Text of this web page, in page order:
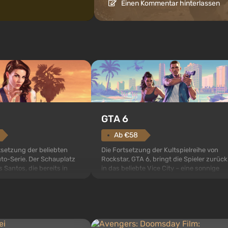
Einen Kommentar hinterlassen
der beliebten
Serie. Der Schauplatz
Santos, die bereits in
GTA 6
Ab €58
Die Fortsetzung der Kultspielreihe von
Rockstar, GTA 6, bringt die Spieler zurück
in das beliebte Vice City – eine sonnige